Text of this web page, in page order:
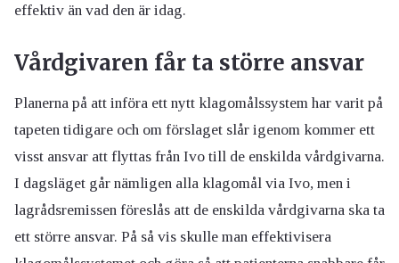
effektiv än vad den är idag.
Vårdgivaren får ta större ansvar
Planerna på att införa ett nytt klagomålssystem har varit på
tapeten tidigare och om förslaget slår igenom kommer ett
visst ansvar att flyttas från Ivo till de enskilda vårdgivarna.
I dagsläget går nämligen alla klagomål via Ivo, men i
lagrådsremissen föreslås att de enskilda vårdgivarna ska ta
ett större ansvar. På så vis skulle man effektivisera